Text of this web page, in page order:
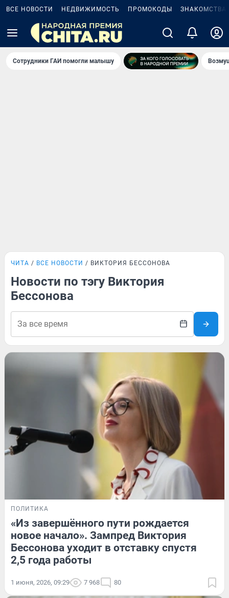
ВСЕ НОВОСТИ НЕДВИЖИМОСТЬ ПРОМОКОДЫ ЗНАКОМСТВА
Сотрудники ГАИ помогли малышу
ЧИТА ВСЕ НОВОСТИ ВИКТОРИЯ БЕССОНОВА
Новости по тэгу Виктория
Бессонова
ПОЛИТИКА
«Из завершённого пути рождается
новое начало». Зампред Виктория
Бессонова уходит в отставку спустя
2,5 года работы
1 июня, 2026, 09:29 7 968 80